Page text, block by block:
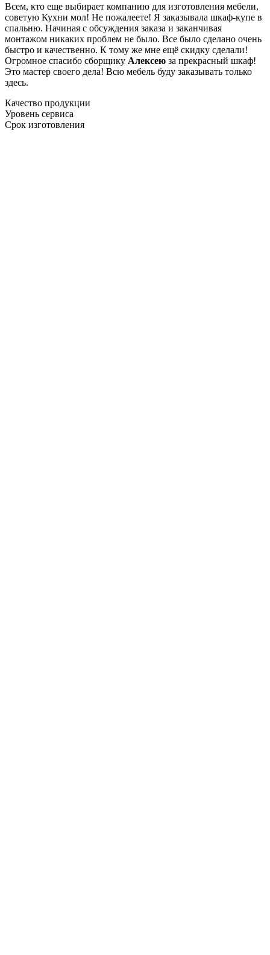
Всем, кто еще выбирает компанию для изготовления мебели,
советую Кухни мол! Не пожалеете! Я заказывала шкаф-купе в
спальню. Начиная с обсуждения заказа и заканчивая
монтажом никаких проблем не было. Все было сделано очень
быстро и качественно. К тому же мне ещё скидку сделали!
Огромное спасибо сборщику Алексею за прекрасный шкаф!
Это мастер своего дела! Всю мебель буду заказывать только
здесь.
Качество продукции
Уровень сервиса
Срок изготовления